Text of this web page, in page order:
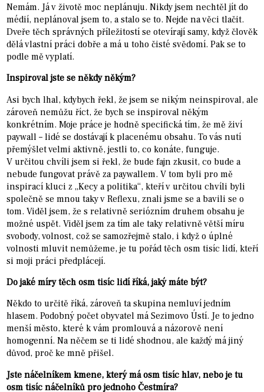
Nemám. Já v životě moc neplánuju. Nikdy jsem nechtěl jít do
médií, neplánoval jsem to, a stalo se to. Nejde na věci tlačit.
Dveře těch správných příležitostí se otevírají samy, když člověk
dělá vlastní práci dobře a má u toho čisté svědomí. Pak se to
podle mě vyplatí.
Inspiroval jste se někdy někým?
Asi bych lhal, kdybych řekl, že jsem se nikým neinspiroval, ale
zároveň nemůžu říct, že bych se inspiroval někým
konkrétním. Moje práce je hodně specifická tím, že mě živí
paywall – lidé se dostávají k placenému obsahu. To vás nutí
přemýšlet velmi aktivně, jestli to, co konáte, funguje.
V určitou chvíli jsem si řekl, že bude fajn zkusit, co bude a
nebude fungovat právě za paywallem. V tom byli pro mě
inspirací kluci z „Kecy a politika“, kteří v určitou chvíli byli
společně se mnou taky v Reflexu, znali jsme se a bavili se o
tom. Viděl jsem, že s relativně seriózním druhem obsahu je
možné uspět. Viděl jsem za tím ale taky relativně větší míru
svobody, volnost, což se samozřejmě stalo, i když o úplné
volnosti mluvit nemůžeme, je tu pořád těch osm tisíc lidí, kteří
si moji práci předplácejí.
Do jaké míry těch osm tisíc lidí říká, jaký máte být?
Někdo to určitě říká, zároveň ta skupina nemluví jedním
hlasem. Podobný počet obyvatel má Sezimovo Ústí. Je to jedno
menší město, které k vám promlouvá a názorově není
homogenní. Na něčem se ti lidé shodnou, ale každý má jiný
důvod, proč ke mně přišel.
Jste náčelníkem kmene, který má osm tisíc hlav, nebo je tu
osm tisíc náčelníků pro jednoho Čestmíra?